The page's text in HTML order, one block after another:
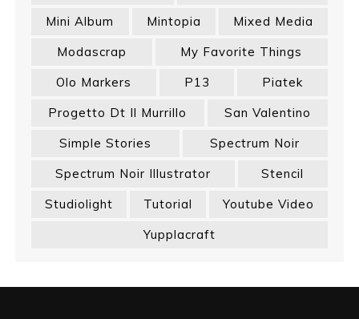
Mini Album
Mintopia
Mixed Media
Modascrap
My Favorite Things
Olo Markers
P13
Piatek
Progetto Dt Il Murrillo
San Valentino
Simple Stories
Spectrum Noir
Spectrum Noir Illustrator
Stencil
Studiolight
Tutorial
Youtube Video
Yupplacraft